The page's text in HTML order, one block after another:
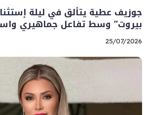
جوزيف عطية يتألق في ليلة
بيروت” وسط تفاعل جماهيري
25/07/2026